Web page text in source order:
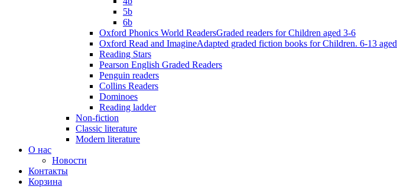
5b
6b
Oxford Phonics World ReadersGraded readers for Children aged 3-6
Oxford Read and ImagineAdapted graded fiction books for Children. 6-13 aged
Reading Stars
Pearson English Graded Readers
Penguin readers
Collins Readers
Dominoes
Reading ladder
Non-fiction
Classic literature
Modern literature
О нас
Новости
Контакты
Корзина